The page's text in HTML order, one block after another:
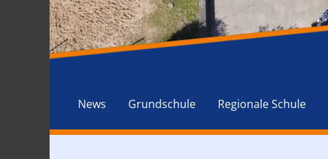
News
Grundschule Regionale Schule